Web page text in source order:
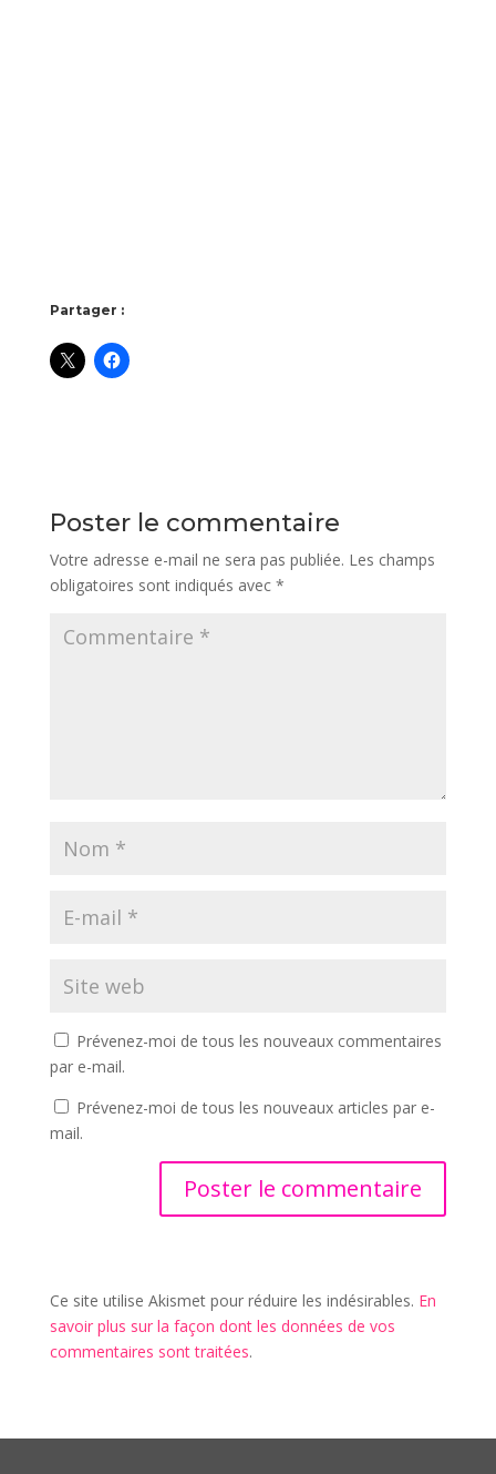
Partager :
Poster le commentaire
Votre adresse e-mail ne sera pas publiée. Les champs
obligatoires sont indiqués avec *
Prévenez-moi de tous les nouveaux commentaires
par e-mail.
Prévenez-moi de tous les nouveaux articles par e-
mail.
Ce site utilise Akismet pour réduire les indésirables. En
savoir plus sur la façon dont les données de vos
commentaires sont traitées.